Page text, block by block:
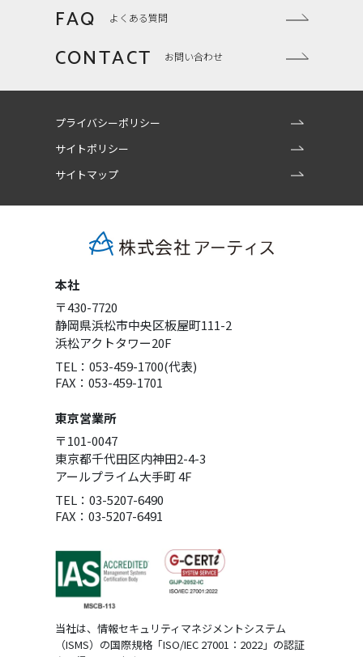
FAQ よくある質問
CONTACT お問い合わせ
プライバシーポリシー
サイトポリシー
サイトマップ
本社
〒430-7720
静岡県浜松市中央区板屋町111-2
浜松アクトタワー20F
TEL：053-459-1700(代表)
FAX：053-459-1701
東京営業所
〒101-0047
東京都千代田区内神田2-4-3
アールプライム大手町 4F
TEL：03-5207-6490
FAX：03-5207-6491
当社は、情報セキュリティマネジメントシステム
（ISMS）の国際規格「ISO/IEC 27001：2022」の認証